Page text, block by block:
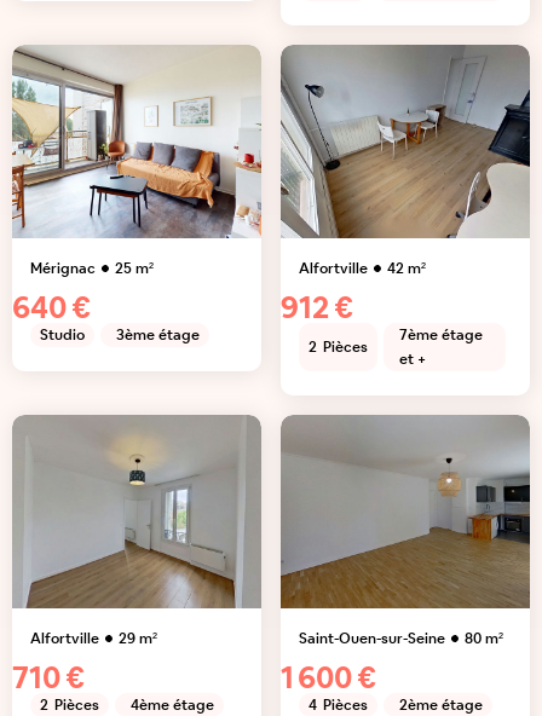
Mérignac 25m²
640 €
Studio 3ème étage
Alfortville 42m²
912 €
2 Pièces
7ème étage
et +
Alfortville 29m²
710 €
2 Pièces 4ème étage
Saint-Ouen-sur-Seine 80m²
1 600 €
4 Pièces 2ème étage